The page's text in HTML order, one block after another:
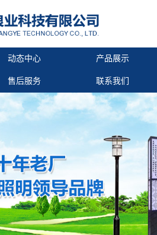
动态中心 产品展示
售后服务 联系我们